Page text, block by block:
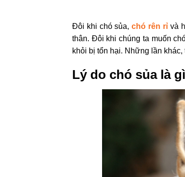
Đôi khi chó sủa, chó rên rỉ và
thân. Đôi khi chúng ta muốn
khỏi bị tổn hại. Những lần
Lý do chó sủa là